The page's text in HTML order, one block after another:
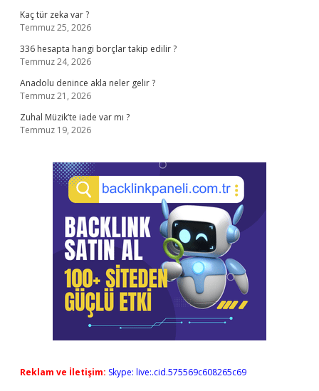
Kaç tür zeka var ?
Temmuz 25, 2026
336 hesapta hangi borçlar takip edilir ?
Temmuz 24, 2026
Anadolu denince akla neler gelir ?
Temmuz 21, 2026
Zuhal Müzik’te iade var mı ?
Temmuz 19, 2026
Reklam ve İletişim: Skype: live:.cid.575569c608265c69